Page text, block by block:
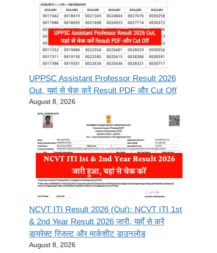
UPPSC Assistant Professor Result 2026
Out, यहां से चेक करें Result PDF और Cut Off
August 8, 2026
NCVT ITI Result 2026 (Out): NCVT ITI 1st
& 2nd Year Result 2026 जारी, यहाँ से करें
डायरेक्ट रिजल्ट और मार्कशीट डाउनलोड
August 8, 2026